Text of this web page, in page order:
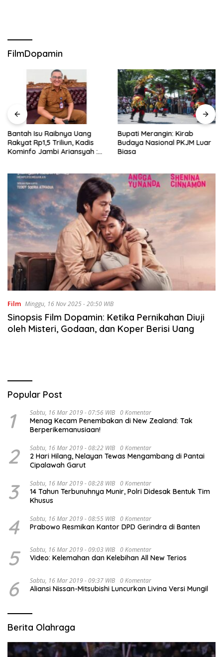
FilmDopamin
Bantah Isu Raibnya Uang
Rakyat Rp1,5 Triliun, Kadis
Kominfo Jambi Ariansyah :
Sejak 2002
Bupati Merangin: Kirab
Budaya Nasional PKJM Luar
Biasa
Film Minggu, 16 Nov 2025 - 20:50 WIB
Sinopsis Film Dopamin: Ketika Pernikahan Diuji
oleh Misteri, Godaan, dan Koper Berisi Uang
Popular Post
1 Sabtu, 16 Mar 2019 - 07:56 WIB 0 Komentar
Menag Kecam Penembakan di New Zealand: Tak
Berperikemanusiaan!
2 Sabtu, 16 Mar 2019 - 08:22 WIB 0 Komentar
2 Hari Hilang, Nelayan Tewas Mengambang di Pantai
Cipalawah Garut
3 Sabtu, 16 Mar 2019 - 08:28 WIB 0 Komentar
14 Tahun Terbunuhnya Munir, Polri Didesak Bentuk Tim
Khusus
4 Sabtu, 16 Mar 2019 - 08:55 WIB 0 Komentar
Prabowo Resmikan Kantor DPD Gerindra di Banten
5 Sabtu, 16 Mar 2019 - 09:03 WIB 0 Komentar
Video: Kelemahan dan Kelebihan All New Terios
6 Sabtu, 16 Mar 2019 - 09:37 WIB 0 Komentar
Aliansi Nissan-Mitsubishi Luncurkan Livina Versi Mungil
Berita Olahraga